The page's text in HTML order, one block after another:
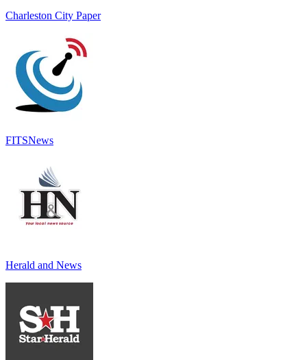
Charleston City Paper
FITSNews
Herald and News